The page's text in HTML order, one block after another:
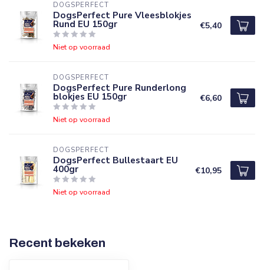
DOGSPERFECT
DogsPerfect Pure Vleesblokjes
Rund EU 150gr
Niet op voorraad
€5,40
DOGSPERFECT
DogsPerfect Pure Runderlong
blokjes EU 150gr
Niet op voorraad
€6,60
DOGSPERFECT
DogsPerfect Bullestaart EU
400gr
Niet op voorraad
€10,95
Recent bekeken